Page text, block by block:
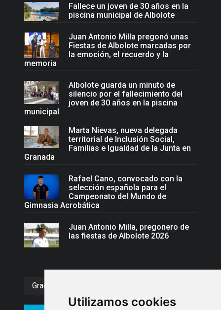
Utilizamos cookies
Fallece un joven de 30 años en la
piscina municipal de Albolote
Juan Antonio Milla pregonó unas
Fiestas de Albolote marcadas por
la emoción, el recuerdo y la
memoria
Albolote guarda un minuto de
silencio por el fallecimiento del
joven de 30 años en la piscina
municipal
Marta Nievas, nueva delegada
territorial de Inclusión Social,
Familias e Igualdad de la Junta en
Granada
Rafael Cano, convocado con la
selección española para el
Campeonato del Mundo de
Gimnasia Acrobática
Juan Antonio Milla, pregonero de
las fiestas de Albolote 2026
Gracias :)